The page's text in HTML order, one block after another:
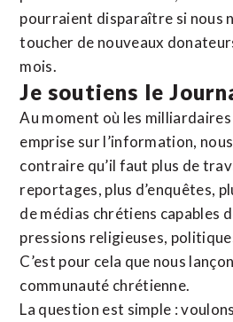
pourraient disparaître si nous
toucher de nouveaux
mois.
Je soutiens le
Au moment où les
emprise sur l’information,
contraire qu’il faut plus de
reportages, plus d’enquêtes,
de médias chrétiens capables
pressions religieuses,
C’est pour cela que nous
communauté chrétienne.
La question est simple :